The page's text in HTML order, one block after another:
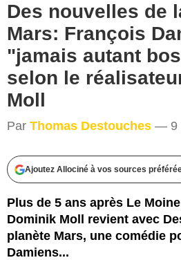
Des nouvelles de
Mars: François
"jamais autant
selon le
Moll
Par Thomas Destouches — 9
Ajoutez Allociné à vos sources
Plus de 5 ans après Le
Dominik Moll revient avec
planète Mars, une comédie
Damiens...
Diaphana